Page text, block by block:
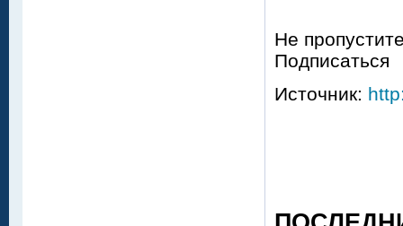
Не
Подписаться
Источник: